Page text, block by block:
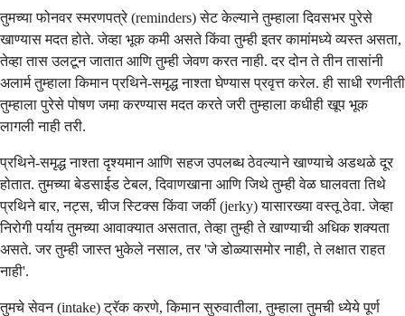
तुमच्या फोनवर स्मरणपत्रे (reminders) सेट केल्याने तुम्हाला दिवसभर पुरेसे
खाण्यास मदत होते. जेव्हा भूक कमी असते किंवा तुम्ही इतर कामांमध्ये व्यस्त असता,
तेव्हा तास उलटून जातात आणि तुम्ही जेवण करत नाही. दर दोन ते तीन तासांनी
अलार्म तुम्हाला किमान प्रथिने-समृद्ध नाश्ता घेण्यास प्रवृत्त करेल. ही साधी रणनीती
तुम्हाला पुरेसे पोषण जमा करण्यास मदत करते जरी तुम्हाला कधीही खूप भूक
लागली नाही तरी.
प्रथिने-समृद्ध नाश्ता दृश्यमान आणि सहज उपलब्ध ठेवल्याने खाण्याचे अडथळे दूर
होतात. तुमच्या बेडसाईड टेबल, दिवाणखाना आणि जिथे तुम्ही वेळ घालवता तिथे
प्रथिने बार, नट्स, चीज स्टिक्स किंवा जर्की (jerky) यासारख्या वस्तू ठेवा. जेव्हा
निरोगी पर्याय तुमच्या आवाक्यात असतात, तेव्हा तुम्ही ते खाण्याची अधिक शक्यता
असते. जर तुम्ही जास्त भुकेले नसाल, तर 'जे डोळ्यासमोर नाही, ते लक्षात राहत
नाही'.
तुमचे सेवन (intake) ट्रॅक करणे, किमान सुरुवातीला, तुम्हाला तुमची ध्येये पूर्ण